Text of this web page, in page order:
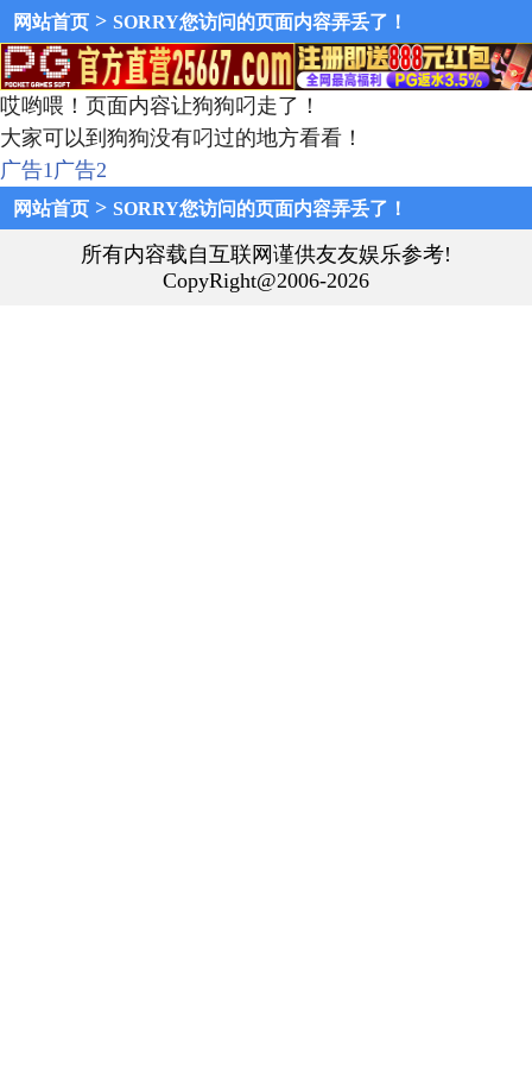
网站首页 > SORRY您访问的页面内容弄丢了！
哎哟喂！页面内容让狗狗叼走了！
大家可以到狗狗没有叼过的地方看看！
广告1广告2
网站首页 > SORRY您访问的页面内容弄丢了！
所有内容载自互联网谨供友友娱乐参考!
CopyRight@2006-2026